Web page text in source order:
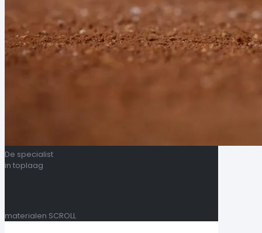
De specialist
in toplaag
materialen SCROLL